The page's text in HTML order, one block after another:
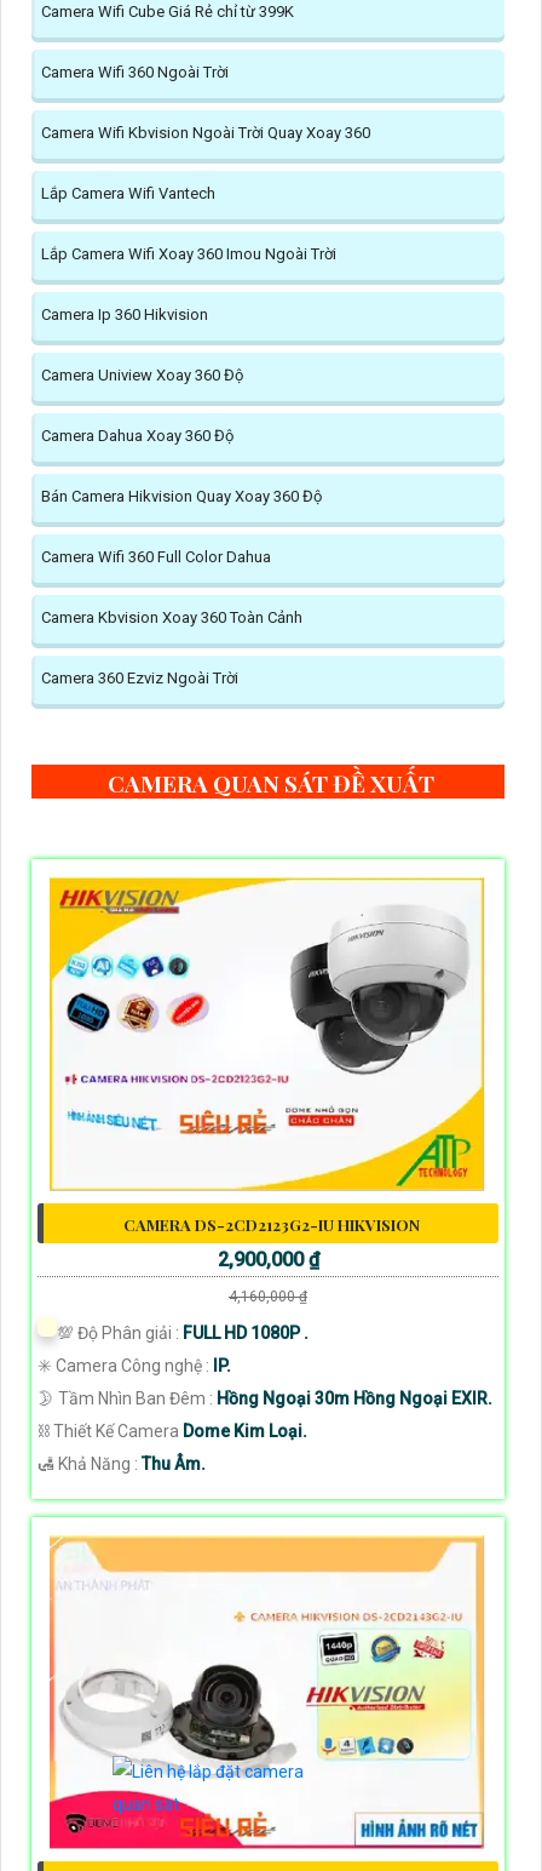
Camera Wifi Cube Giá Rẻ chỉ từ 399K
Camera Wifi 360 Ngoài Trời
Camera Wifi Kbvision Ngoài Trời Quay Xoay 360
Lắp Camera Wifi Vantech
Lắp Camera Wifi Xoay 360 Imou Ngoài Trời
Camera Ip 360 Hikvision
Camera Uniview Xoay 360 Độ
Camera Dahua Xoay 360 Độ
Bán Camera Hikvision Quay Xoay 360 Độ
Camera Wifi 360 Full Color Dahua
Camera Kbvision Xoay 360 Toàn Cảnh
Camera 360 Ezviz Ngoài Trời
CAMERA QUAN SÁT ĐỀ XUẤT
CAMERA DS-2CD2123G2-IU HIKVISION
2,900,000 ₫
4,160,000 ₫
💯 Độ Phân giải : FULL HD 1080P .
✳️ Camera Công nghệ :
IP.
🌛 Tầm Nhìn Ban Đêm : Hồng Ngoại 30m Hồng Ngoại EXIR.
⛓ Thiết Kế Camera Dome Kim Loại.
️🛃 Khả Năng :Thu Âm.